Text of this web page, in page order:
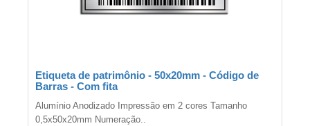
Etiqueta de patrimônio - 50x20mm - Código de
Barras - Com fita
Alumínio Anodizado Impressão em 2 cores Tamanho
0,5x50x20mm Numeração..